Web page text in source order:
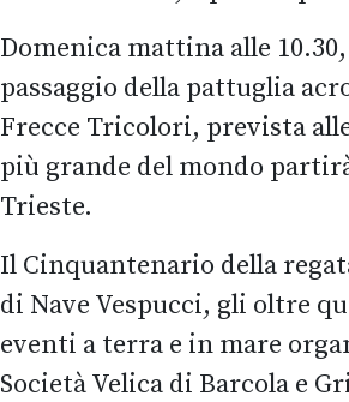
Domenica mattina alle
passaggio della pattuglia
Frecce Tricolori, prevista
più grande del mondo
Trieste.
Il Cinquantenario della
di Nave Vespucci, gli oltre
eventi a terra e in mare
Società Velica di Barcola e